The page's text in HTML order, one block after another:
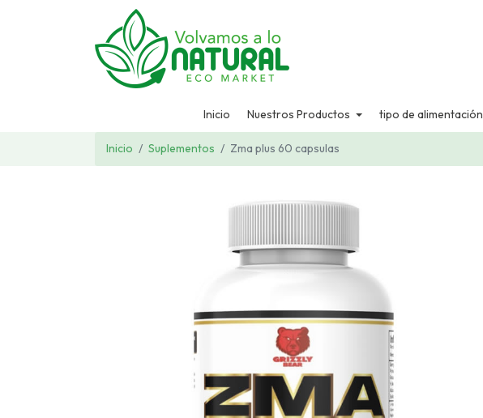
Inicio Nuestros Productos tipo de alimentación
Inicio Suplementos Zma plus 60 capsulas